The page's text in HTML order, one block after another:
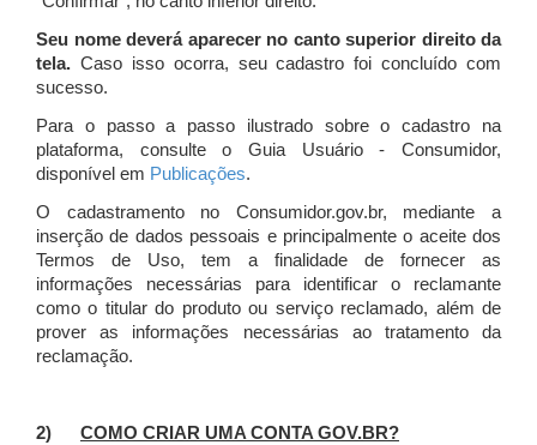
Seu nome deverá aparecer no canto superior direito da
tela. Caso isso ocorra, seu cadastro foi concluído com
sucesso.
Para o passo a passo ilustrado sobre o cadastro na
plataforma, consulte o Guia Usuário - Consumidor,
disponível em Publicações.
O cadastramento no Consumidor.gov.br, mediante a
inserção de dados pessoais e principalmente o aceite dos
Termos de Uso, tem a finalidade de fornecer as
informações necessárias para identificar o reclamante
como o titular do produto ou serviço reclamado, além de
prover as informações necessárias ao tratamento da
reclamação.
2) COMO CRIAR UMA CONTA GOV.BR?